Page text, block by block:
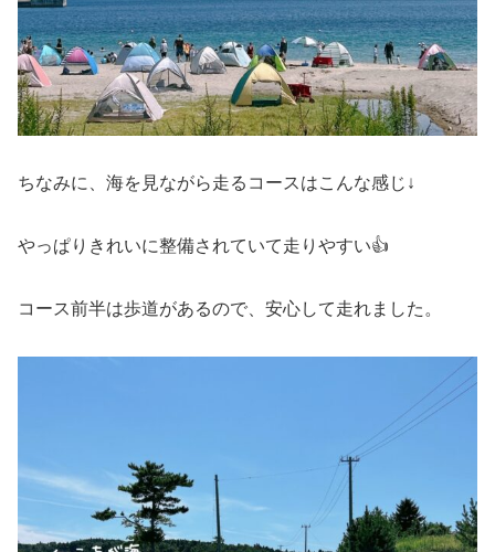
ちなみに、海を見ながら走るコースはこんな感じ↓
やっぱりきれいに整備されていて走りやすい👍
コース前半は歩道があるので、安心して走れました。